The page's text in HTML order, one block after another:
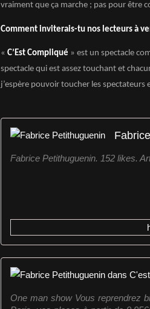
vraiment que ça marche ; pas pour être
Comment inviterais-tu nos lecteurs à
« C’Est Compliqué » est un spectacle
spectacle qui est assez touchant et
j’espère pouvoir toucher les
Fabrice Petithuguenin. 152 likes.
One man show Vous reprendrez